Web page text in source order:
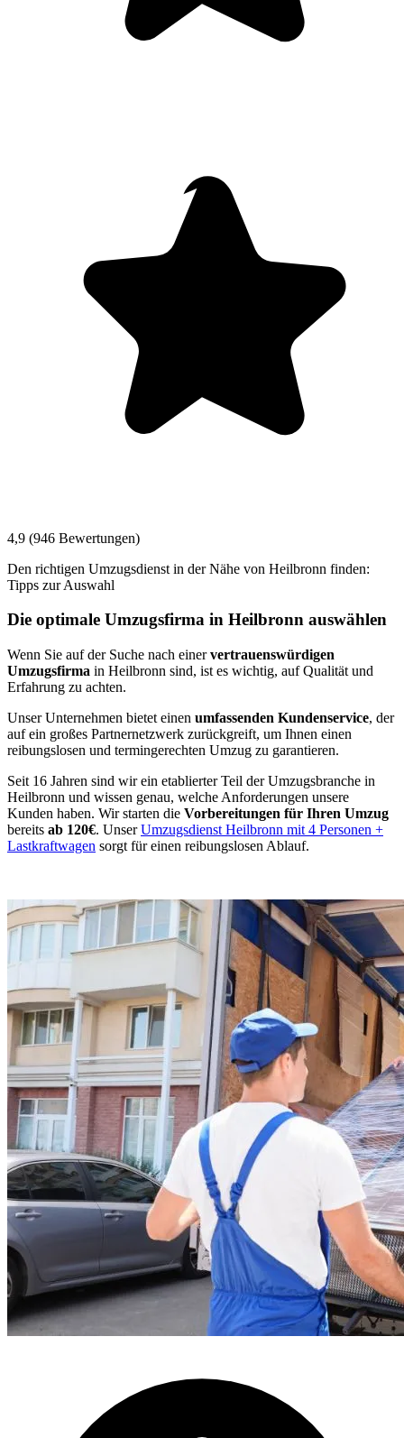
4,9 (946 Bewertungen)
Den richtigen Umzugsdienst in der Nähe von Heilbronn finden:
Tipps zur Auswahl
Die optimale Umzugsfirma in Heilbronn auswählen
Wenn Sie auf der Suche nach einervertrauenswürdigen
Umzugsfirma in Heilbronn sind, ist es wichtig, auf Qualität und
Erfahrung zu achten.
Unser Unternehmen bietet einen umfassenden Kundenservice, der
auf ein großes Partnernetzwerk zurückgreift, um Ihnen einen
reibungslosen und termingerechten Umzug zu garantieren.
Seit 16 Jahren sind wir ein etablierter Teil der Umzugsbranche in
Heilbronn und wissen genau, welche Anforderungen unsere
Kunden haben. Wir starten die Vorbereitungen für Ihren Umzug
bereits ab 120€. UnserUmzugsdienst Heilbronn mit 4 Personen +
Lastkraftwagen sorgt für einen reibungslosen Ablauf.